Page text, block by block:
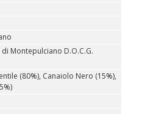
Montepulciano D.O.C.G.
(80%), Canaiolo Nero (15%),